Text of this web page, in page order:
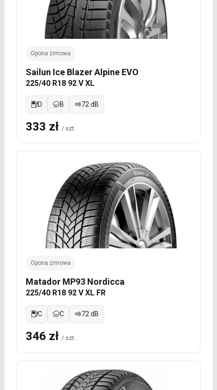
Opona zimowa
Sailun Ice Blazer Alpine EVO
225/40 R18 92 V XL
D B 72 dB
333 zł / szt.
Opona zimowa
Matador MP93 Nordicca
225/40 R18 92 V XL FR
C C 72 dB
346 zł / szt.